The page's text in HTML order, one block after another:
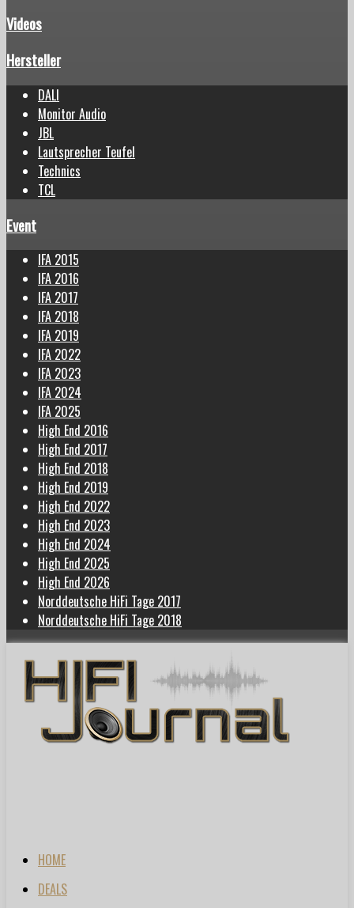
Videos
Hersteller
DALI
Monitor Audio
JBL
Lautsprecher Teufel
Technics
TCL
Event
IFA 2015
IFA 2016
IFA 2017
IFA 2018
IFA 2019
IFA 2022
IFA 2023
IFA 2024
IFA 2025
High End 2016
High End 2017
High End 2018
High End 2019
High End 2022
High End 2023
High End 2024
High End 2025
High End 2026
Norddeutsche HiFi Tage 2017
Norddeutsche HiFi Tage 2018
HOME
DEALS